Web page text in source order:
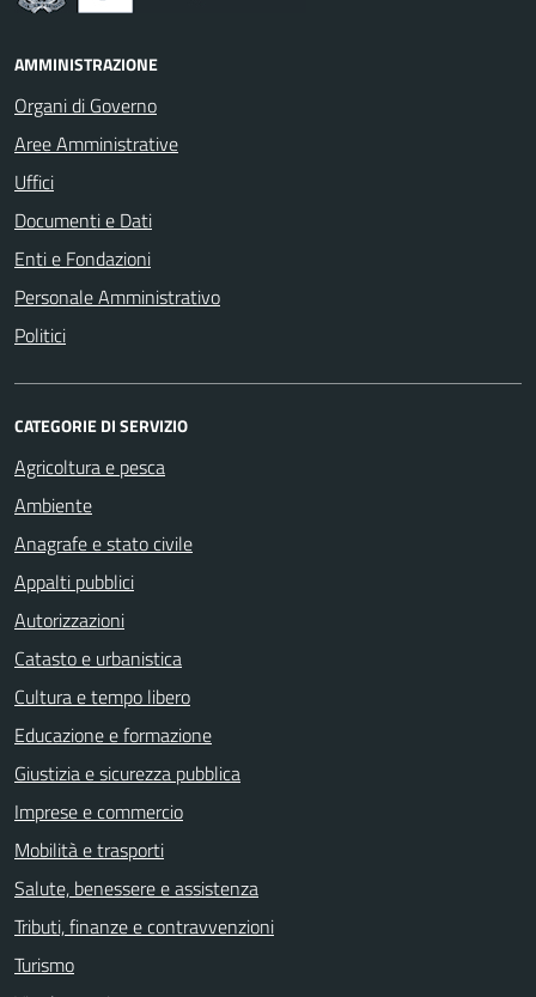
AMMINISTRAZIONE
Organi di Governo
Aree Amministrative
Uffici
Documenti e Dati
Enti e Fondazioni
Personale Amministrativo
Politici
CATEGORIE DI SERVIZIO
Agricoltura e pesca
Ambiente
Anagrafe e stato civile
Appalti pubblici
Autorizzazioni
Catasto e urbanistica
Cultura e tempo libero
Educazione e formazione
Giustizia e sicurezza pubblica
Imprese e commercio
Mobilità e trasporti
Salute, benessere e assistenza
Tributi, finanze e contravvenzioni
Turismo